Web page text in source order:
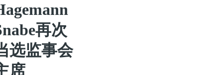
再次
选监事会
席